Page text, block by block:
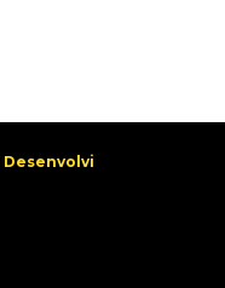
Desenvolvi